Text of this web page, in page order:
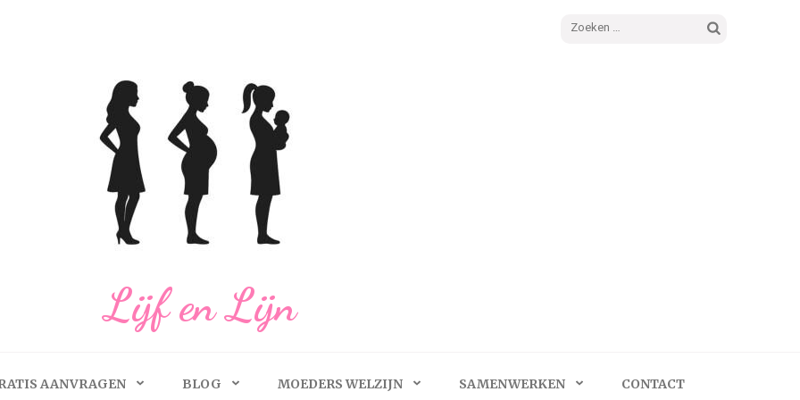
Zoeken
Lijf en Lijn
AANVRAGEN BLOG MOEDERS WELZIJN SAMENWERKEN CONTACT